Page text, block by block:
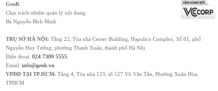
GenK
Chịu trách nhiệm quản lý nội dung:
Bà Nguyễn Bích Minh
TRỤ SỞ HÀ NỘI: Tầng 22, Tòa nhà Center Building, Hapulico Complex, Số 01, phố
Nguyễn Huy Tưởng, phường Thanh Xuân, thành phố Hà Nội
Điện thoại: 024 7309 5555
Email: info@genk.vn
VPĐD TẠI TP.HCM: Tầng 4, Tòa nhà 123, số 127 Võ Văn Tần, Phường Xuân Hòa,
TPHCM